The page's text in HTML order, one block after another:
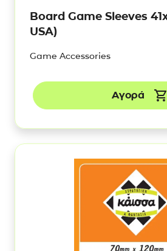
Board Game Sleeves
USA)
Game Accessories
Αγορά